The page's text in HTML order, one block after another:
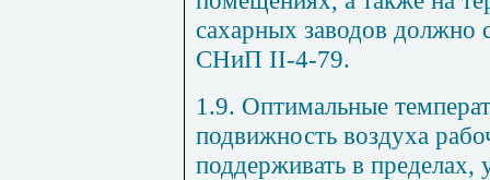
сахарных заводов должно
СНиП II-4-79.
1.9. Оптимальные
подвижность воздуха
поддерживать в